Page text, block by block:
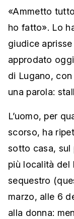
«Ammetto
ho fatto». Lo
giudice
approdato
di Lugano, con
una parola:
L’uomo, per
scorso, ha
sotto casa, sul
più località del
sequestro
marzo, alle 6
alla donna: